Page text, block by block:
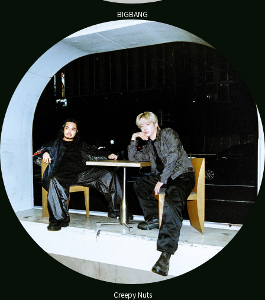
BIGBANG
Creepy Nuts